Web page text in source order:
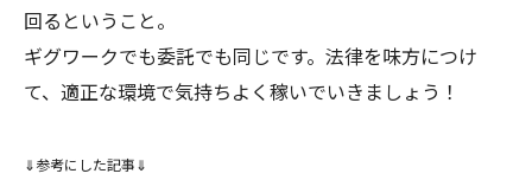
回るということ。
ギグワークでも委託でも同じです。法律を味方につけ
て、適正な環境で気持ちよく稼いでいきましょう！
⇓参考にした記事⇓